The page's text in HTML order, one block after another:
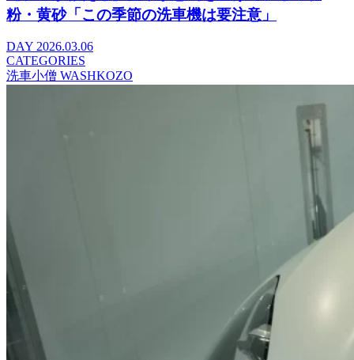
粉・黄砂「この季節の洗車機は要注意」
DAY 2026.03.06
CATEGORIES
洗車小僧 WASHKOZO